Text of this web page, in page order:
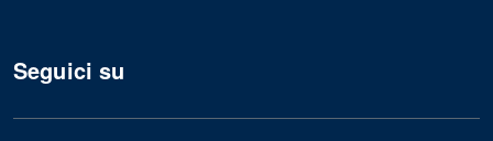
Seguici su